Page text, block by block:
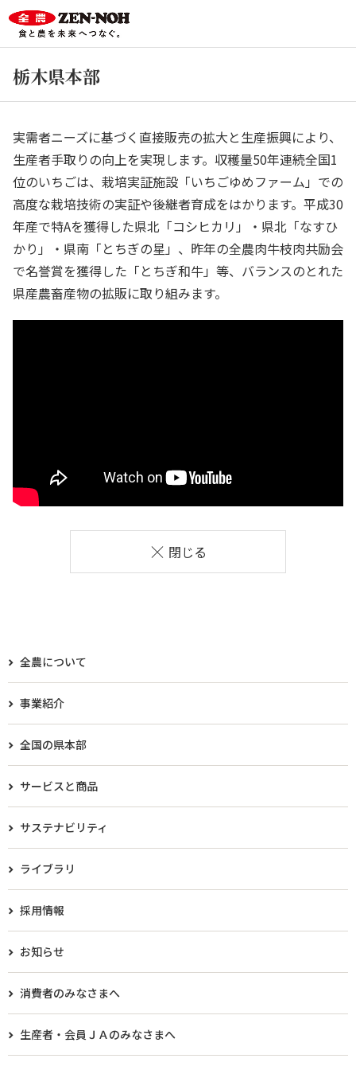
栃木県本部
実需者ニーズに基づく直接販売の拡大と生産振興により、
生産者手取りの向上を実現します。収穫量50年連続全国1
位のいちごは、栽培実証施設「いちごゆめファーム」での
高度な栽培技術の実証や後継者育成をはかります。平成30
年産で特Aを獲得した県北「コシヒカリ」・県北「なすひ
かり」・県南「とちぎの星」、昨年の全農肉牛枝肉共励会
で名誉賞を獲得した「とちぎ和牛」等、バランスのとれた
県産農畜産物の拡販に取り組みます。
閉じる
全農について
事業紹介
全国の県本部
サービスと商品
サステナビリティ
ライブラリ
採用情報
お知らせ
消費者のみなさまへ
生産者・会員ＪＡのみなさまへ​